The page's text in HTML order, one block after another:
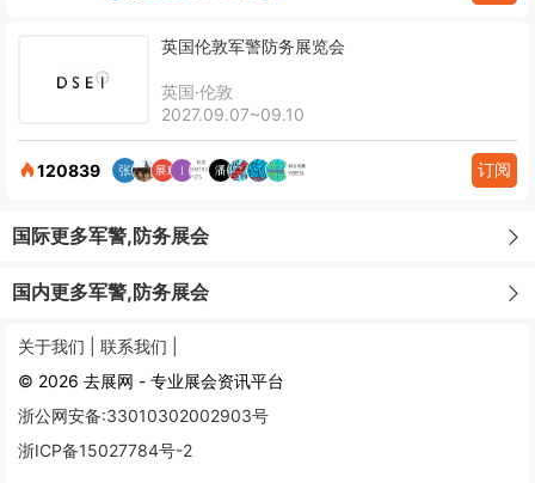
英国伦敦军警防务展览会
英国·伦敦
2027.09.07~09.10
120839 订阅
国际更多军警,防务展会
国内更多军警,防务展会
关于我们 | 联系我们 |
© 2026 去展网 - 专业展会资讯平台
浙公网安备:33010302002903号
浙ICP备15027784号-2